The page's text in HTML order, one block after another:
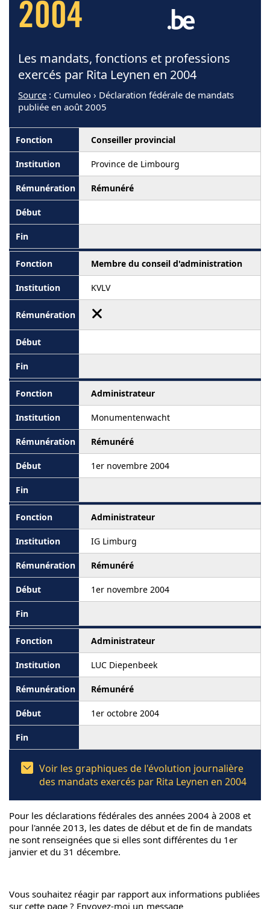
2004
Les mandats, fonctions et professions
exercés par Rita Leynen en 2004
Source : Cumuleo › Déclaration fédérale de mandats
publiée en août 2005
Conseiller provincial
Province de Limbourg
Rémunéré
Membre du conseil d'administration
KVLV
Administrateur
Monumentenwacht
Rémunéré
1er novembre 2004
Administrateur
IG Limburg
Rémunéré
1er novembre 2004
Administrateur
LUC Diepenbeek
Rémunéré
1er octobre 2004
Voir les graphiques de l'évolution journalière
des mandats exercés par Rita Leynen en 2004
Pour les déclarations fédérales des années 2004 à 2008 et
pour l'année 2013, les dates de début et de fin de mandats
ne sont renseignées que si elles sont différentes du 1er
janvier et du 31 décembre.
Vous souhaitez réagir par rapport aux informations publiées
sur cette page ? Envoyez-moi un message